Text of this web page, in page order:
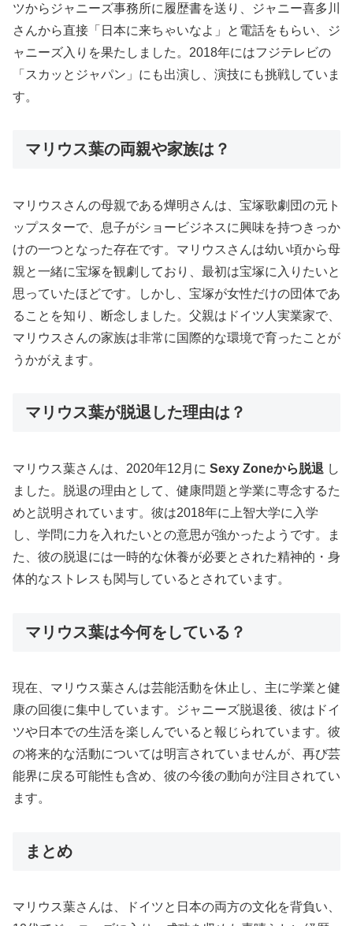
ツからジャニーズ事務所に履歴書を送り、ジャニー喜多川
さんから直接「日本に来ちゃいなよ」と電話をもらい、ジ
ャニーズ入りを果たしました。2018年にはフジテレビの
「スカッとジャパン」にも出演し、演技にも挑戦していま
す。
マリウス葉の両親や家族は？
マリウスさんの母親である燁明さんは、宝塚歌劇団の元ト
ップスターで、息子がショービジネスに興味を持つきっか
けの一つとなった存在です。マリウスさんは幼い頃から母
親と一緒に宝塚を観劇しており、最初は宝塚に入りたいと
思っていたほどです。しかし、宝塚が女性だけの団体であ
ることを知り、断念しました。父親はドイツ人実業家で、
マリウスさんの家族は非常に国際的な環境で育ったことが
うかがえます。
マリウス葉が脱退した理由は？
マリウス葉さんは、2020年12月に Sexy Zoneから脱退 し
ました。脱退の理由として、健康問題と学業に専念するた
めと説明されています。彼は2018年に上智大学に入学
し、学問に力を入れたいとの意思が強かったようです。ま
た、彼の脱退には一時的な休養が必要とされた精神的・身
体的なストレスも関与しているとされています。
マリウス葉は今何をしている？
現在、マリウス葉さんは芸能活動を休止し、主に学業と健
康の回復に集中しています。ジャニーズ脱退後、彼はドイ
ツや日本での生活を楽しんでいると報じられています。彼
の将来的な活動については明言されていませんが、再び芸
能界に戻る可能性も含め、彼の今後の動向が注目されてい
ます。
まとめ
マリウス葉さんは、ドイツと日本の両方の文化を背負い、